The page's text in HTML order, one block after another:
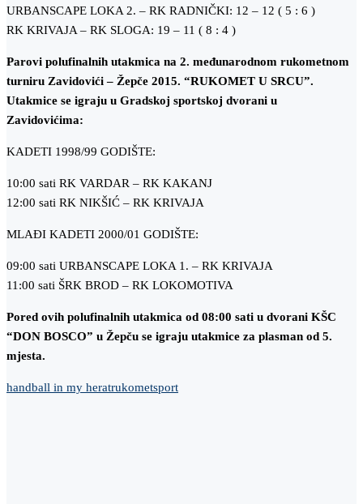
URBANSCAPE LOKA 2. – RK RADNIČKI: 12 – 12 ( 5 : 6 )
RK KRIVAJA – RK SLOGA: 19 – 11 ( 8 : 4 )
Parovi polufinalnih utakmica na 2. međunarodnom rukometnom
turniru Zavidovići – Žepče 2015. “RUKOMET U SRCU”.
Utakmice se igraju u Gradskoj sportskoj dvorani u
Zavidovićima:
KADETI 1998/99 GODIŠTE:
10:00 sati RK VARDAR – RK KAKANJ
12:00 sati RK NIKŠIĆ – RK KRIVAJA
MLAĐI KADETI 2000/01 GODIŠTE:
09:00 sati URBANSCAPE LOKA 1. – RK KRIVAJA
11:00 sati ŠRK BROD – RK LOKOMOTIVA
Pored ovih polufinalnih utakmica od 08:00 sati u dvorani KŠC
“DON BOSCO” u Žepču se igraju utakmice za plasman od 5.
mjesta.
handball in my heratrukometsport